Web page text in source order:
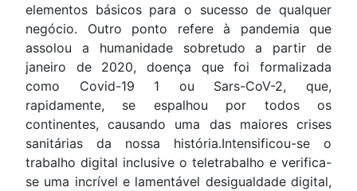
elementos básicos para o sucesso de qualquer
negócio. Outro ponto refere à pandemia que
assolou a humanidade sobretudo a partir de
janeiro de 2020, doença que foi formalizada
como Covid-19 1 ou Sars-CoV-2, que,
rapidamente, se espalhou por todos os
continentes, causando uma das maiores crises
sanitárias da nossa história.Intensificou-se o
trabalho digital inclusive o teletrabalho e verifica-
se uma incrível e lamentável desigualdade digital,